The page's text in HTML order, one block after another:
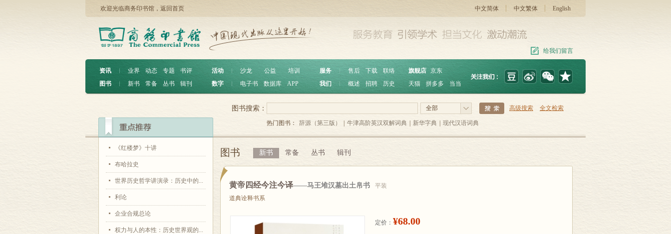
欢迎光临商务印书馆， 返回首页 中文简体 中文繁体 English
给我们留言
资讯 ︱ 业界 动态 专题
书评
图书
︱ 新书 常备 丛书 辑刊
活动 沙龙 公益
培训
数字
电子书 数据库 APP
服务 ︱ 售后 下载
联络
我们
概述 招聘 历史
旗舰店 京东
天猫
拼多多 当当
《红楼梦》十讲
布哈拉史
世界历史哲学讲演录：历史中的...
利论
企业合规总论
权力与人的本性：历史世界观的...
全部 高级搜索 全文检索
图书搜索：
热门图书： 辞源（第三版） 牛津高阶英汉双解词典 新华字典 现代汉语词典
图书 新书 常备 丛书 辑刊
黄帝四经今注今译——马王堆汉墓出土帛书
平装
道典诠释书系
定价： ¥68.00